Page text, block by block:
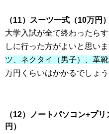
（11）スーツ一式（10万円）
大学入試が全て終わったら
しに行った方がよいと思い
ツ、ネクタイ（男子）、革
万円くらいはかかるでしょう
（12）ノートパソコン+プ
円）